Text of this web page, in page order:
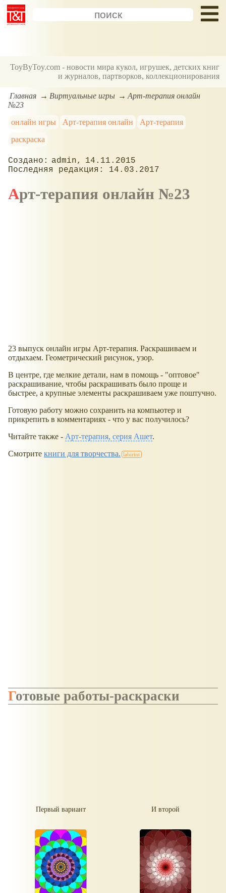
ToyByToy.com - новости мира кукол, игрушек, детских книг
и журналов, партворков, коллекционирования
Главная Виртуальные игры
Арт-терапия онлайн
№23
онлайн игры
Арт-терапия онлайн
Арт-терапия
раскраска
admin
14.11.2015
14.03.2017
Арт-терапия онлайн №23
23 выпуск онлайн игры Арт-терапия. Раскрашиваем и
отдыхаем. Геометрический рисунок, узор.
В центре, где мелкие детали, нам в помощь - "оптовое"
раскрашивание, чтобы раскрашивать было проще и
быстрее, а крупные элементы раскрашиваем уже поштучно.
Готовую работу можно сохранить на компьютер и
прикрепить в комментариях - что у вас получилось?
Читайте также - Арт-терапия, серия Ашет.
Смотрите книги для творчества.
Готовые работы-раскраски
Первый вариант И второй